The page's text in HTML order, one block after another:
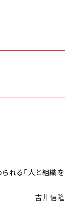
れる「人と組織を
吉井信隆